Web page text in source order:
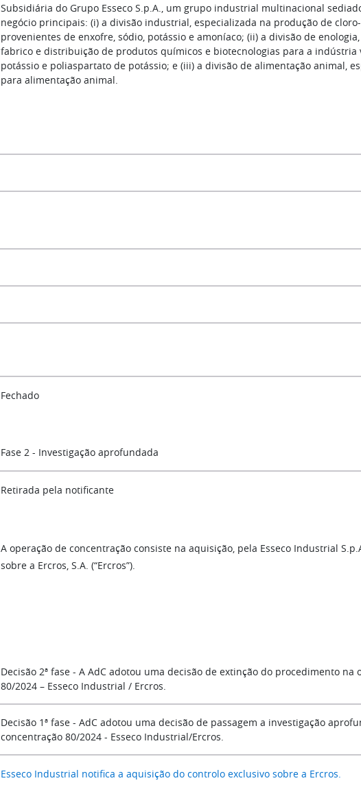
Subsidiária do Grupo Esseco S.p.A., um grupo industrial multinacional
negócio principais: (i) a divisão industrial, especializada na produção de
provenientes de enxofre, sódio, potássio e amoníaco; (ii) a divisão de
fabrico e distribuição de produtos químicos e biotecnologias para a
potássio e poliaspartato de potássio; e (iii) a divisão de alimentação animal,
para alimentação animal.
Fechado
Fase 2 - Investigação aprofundada
Retirada pela notificante
A operação de concentração consiste na aquisição, pela Esseco Industrial
sobre a Ercros, S.A. (“Ercros”).
Decisão 2ª fase - A AdC adotou uma decisão de extinção do procedimento na
80/2024 – Esseco Industrial / Ercros.
Decisão 1ª fase - AdC adotou uma decisão de passagem a investigação
concentração 80/2024 - Esseco Industrial/Ercros.
Esseco Industrial notifica a aquisição do controlo exclusivo sobre a Ercros.